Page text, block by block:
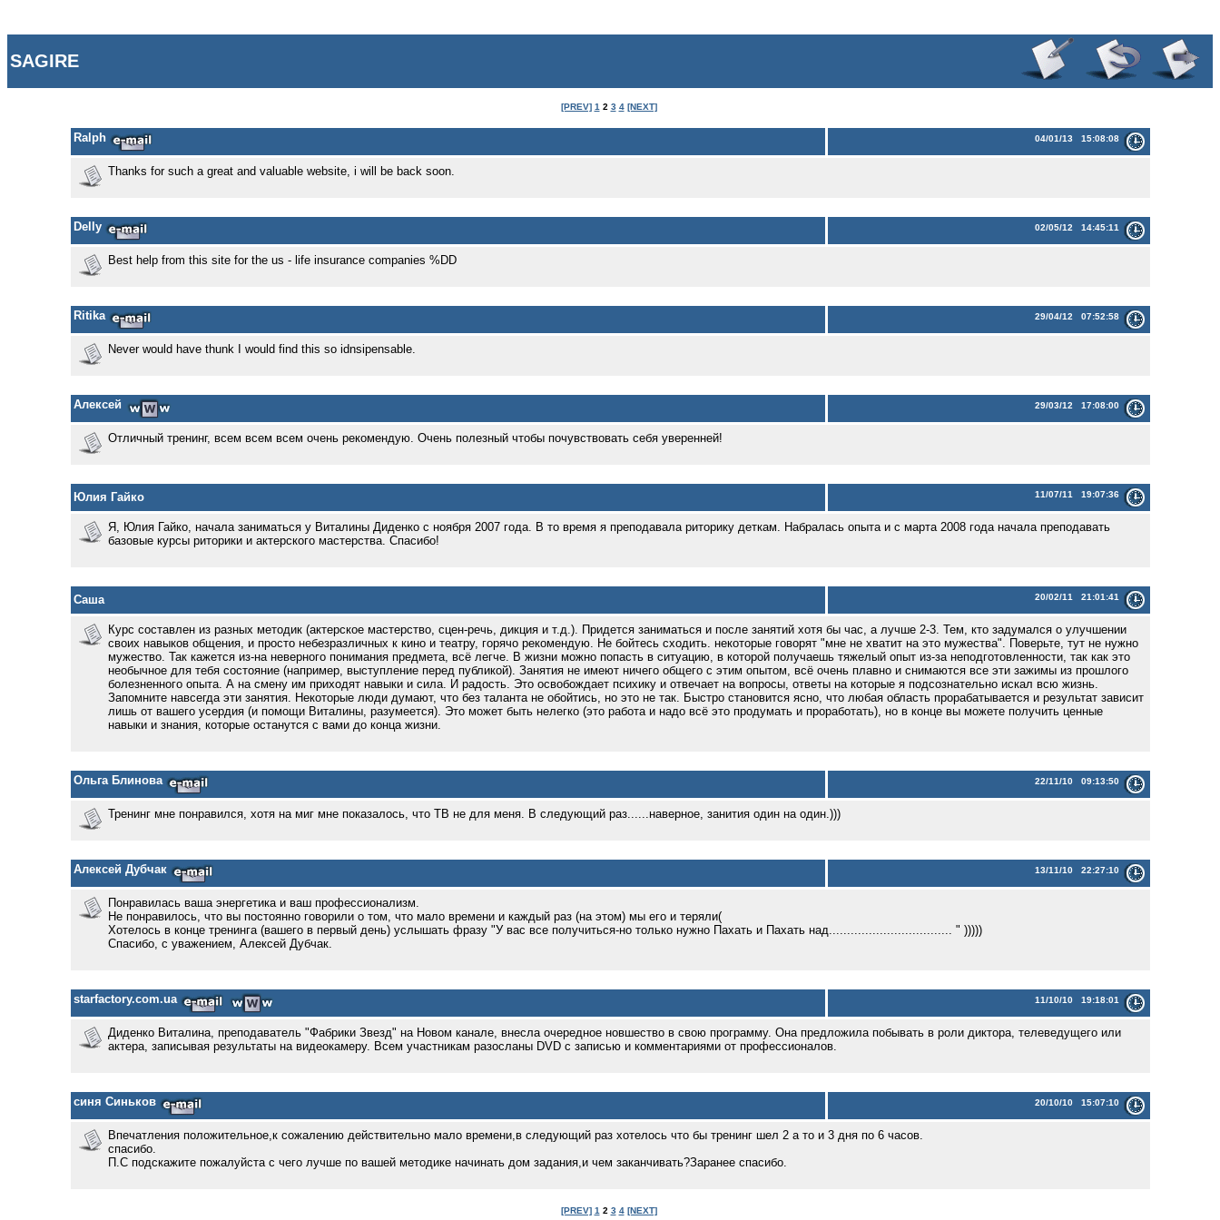
SAGIRE
[PREV] 1 2 3 4 [NEXT]
Ralph 04/01/13 15:08:08
Thanks for such a great and valuable website, i will be back soon.
Delly 02/05/12 14:45:11
Best help from this site for the us - life insurance companies %DD
Ritika 29/04/12 07:52:58
Never would have thunk I would find this so idnsipensable.
Алексей 29/03/12 17:08:00
Отличный тренинг, всем всем всем очень рекомендую. Очень полезный чтобы почувствовать себя уверенней!
Юлия Гайко 11/07/11 19:07:36
Я, Юлия Гайко, начала заниматься у Виталины Диденко с ноября 2007 года. В то время я преподавала риторику деткам. Набралась опыта и с марта 2008 года начала преподавать
базовые курсы риторики и актерского мастерства. Спасибо!
Саша 20/02/11 21:01:41
Курс составлен из разных методик (актерское мастерство, сцен-речь, дикция и т.д.). Придется заниматься и после занятий хотя бы час, а лучше 2-3. Тем, кто задумался о улучшении
своих навыков общения, и просто небезразличных к кино и театру, горячо рекомендую. Не бойтесь сходить. некоторые говорят "мне не хватит на это мужества". Поверьте, тут не нужно
мужество. Так кажется из-на неверного понимания предмета, всё легче. В жизни можно попасть в ситуацию, в которой получаешь тяжелый опыт из-за неподготовленности, так как это
необычное для тебя состояние (например, выступление перед публикой). Занятия не имеют ничего общего с этим опытом, всё очень плавно и снимаются все эти зажимы из прошлого
болезненного опыта. А на смену им приходят навыки и сила. И радость. Это освобождает психику и отвечает на вопросы, ответы на которые я подсознательно искал всю жизнь.
Запомните навсегда эти занятия. Некоторые люди думают, что без таланта не обойтись, но это не так. Быстро становится ясно, что любая область прорабатывается и результат зависит
лишь от вашего усердия (и помощи Виталины, разумеется). Это может быть нелегко (это работа и надо всё это продумать и проработать), но в конце вы можете получить ценные
навыки и знания, которые останутся с вами до конца жизни.
Ольга Блинова 22/11/10 09:13:50
Тренинг мне понравился, хотя на миг мне показалось, что ТВ не для меня. В следующий раз......наверное, занития один на один.)))
Алексей Дубчак 13/11/10 22:27:10
Понравилась ваша энергетика и ваш профессионализм.
Не понравилось, что вы постоянно говорили о том, что мало времени и каждый раз (на этом) мы его и теряли(
Хотелось в конце тренинга (вашего в первый день) услышать фразу "У вас все получиться-но только нужно Пахать и Пахать над.................................. " )))))
Спасибо, с уважением, Алексей Дубчак.
starfactory.com.ua 11/10/10 19:18:01
Диденко Виталина, преподаватель "Фабрики Звезд" на Новом канале, внесла очередное новшество в свою программу. Она предложила побывать в роли диктора, телеведущего или
актера, записывая результаты на видеокамеру. Всем участникам разосланы DVD c записью и комментариями от профессионалов.
синя Синьков 20/10/10 15:07:10
Впечатления положительное,к сожалению действительно мало времени,в следующий раз хотелось что бы тренинг шел 2 а то и 3 дня по 6 часов.
спасибо.
П.С подскажите пожалуйста с чего лучше по вашей методике начинать дом задания,и чем заканчивать?Заранее спасибо.
[PREV] 1 2 3 4 [NEXT]